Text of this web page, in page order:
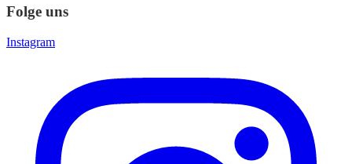
Folge uns
Instagram